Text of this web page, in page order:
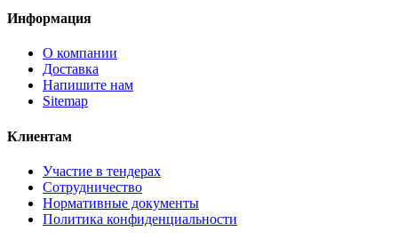
Информация
О компании
Доставка
Напишите нам
Sitemap
Клиентам
Участие в тендерах
Сотрудничество
Нормативные документы
Политика конфиденциальности